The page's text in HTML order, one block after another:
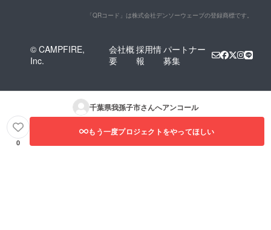
「QRコード」は株式会社デンソーウェーブの登録商標です。
© CAMPFIRE,
Inc.
会社概
要
採用情
報
パートナー
募集
千葉県我孫子市さんへアンコール
0
もう一度プロジェクトをやってほしい